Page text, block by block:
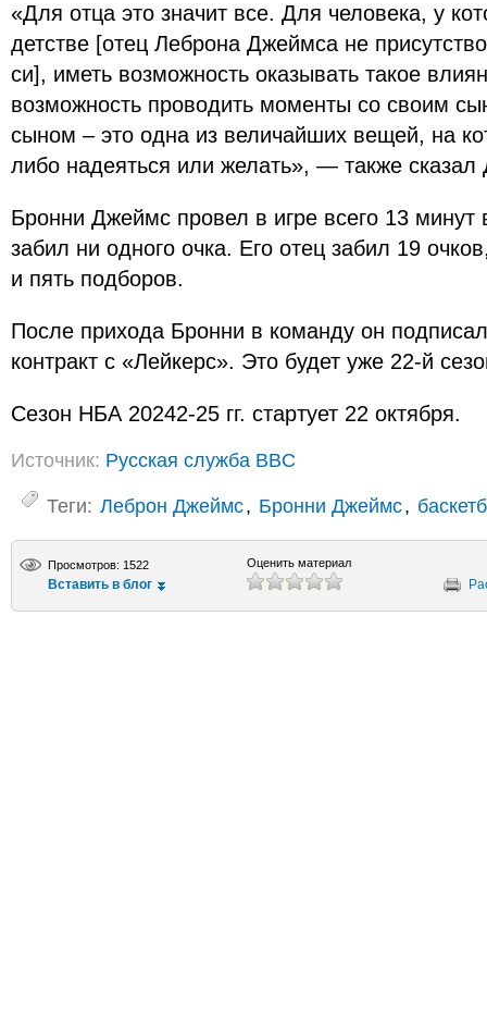
«Для отца это значит все. Для человека, у
детстве [отец Леброна Джеймса не
си], иметь возможность оказывать такое
возможность проводить моменты со своим
сыном – это одна из величайших вещей, на
либо надеяться или желать», — также
Бронни Джеймс провел в игре всего 13 минут
забил ни одного очка. Его отец забил 19
и пять подборов.
После прихода Бронни в команду он
контракт с «Лейкерс». Это будет уже 22-й
Сезон НБА 20242-25 гг. стартует 22 октября.
Источник: Русская служба BBC
Теги: Леброн Джеймс, Бронни Джеймс,
Просмотров: 1522
Вставить в блог
Оценить материал